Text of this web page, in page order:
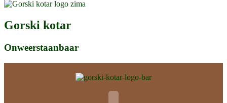
Gorski kotar
Onweerstaanbaar